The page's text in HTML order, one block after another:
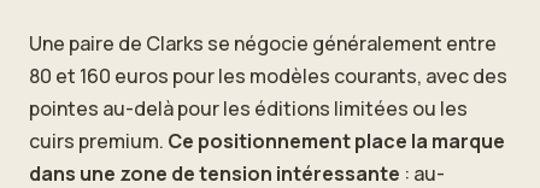
Une paire de Clarks se négocie généralement entre
80 et 160 euros pour les modèles courants, avec des
pointes au-delà pour les éditions limitées ou les
cuirs premium. Ce positionnement place la marque
dans une zone de tension intéressante : au-